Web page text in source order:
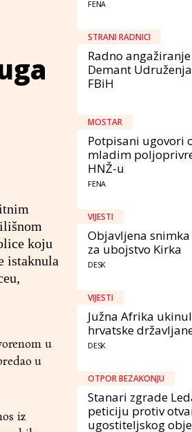
koju
istaknula
u
u
iz
FENA
STRANI RADNICI
Radno
Demant
FBiH
MOSTAR
Potpisani ugovori
mladim
HNŽ-u
FENA
VIJESTI
Objavljena
za ubojstvo Kirka
DESK
VIJESTI
Južna Afrika
hrvatske
DESK
OTPOR BEZAKONJU
Stanari zgrade
peticiju protiv
ugostiteljskog